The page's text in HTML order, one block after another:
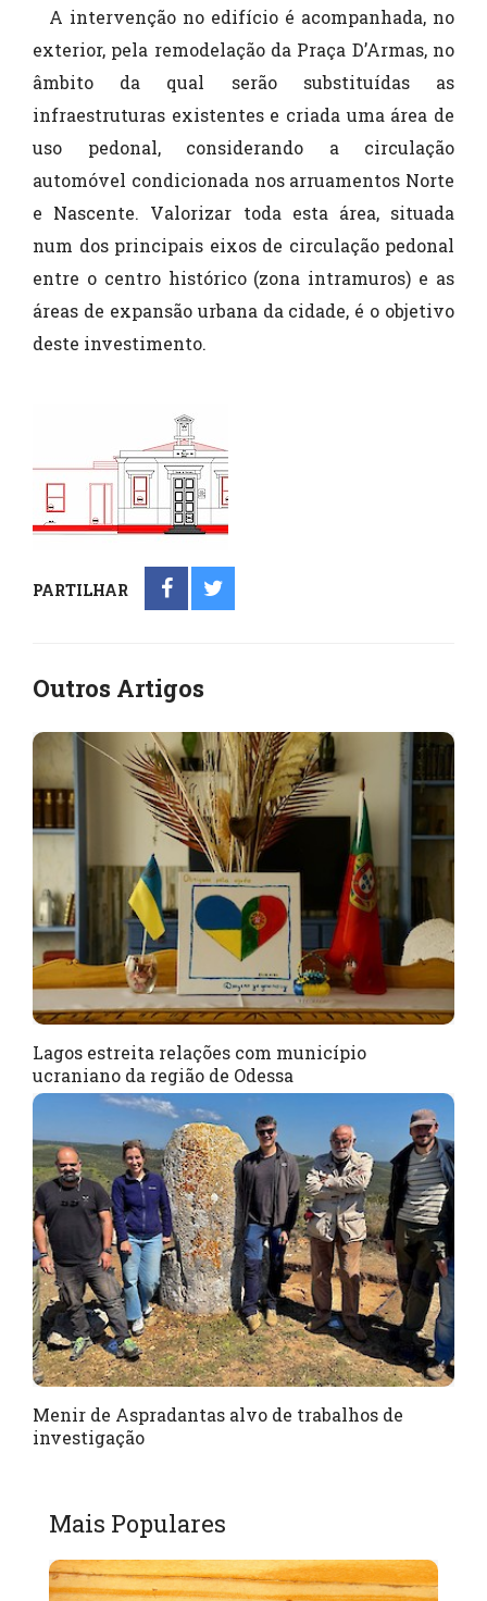
A intervenção no edifício é acompanhada, no
exterior, pela remodelação da Praça D’Armas, no
âmbito da qual serão substituídas as
infraestruturas existentes e criada uma área de
uso pedonal, considerando a circulação
automóvel condicionada nos arruamentos Norte
e Nascente. Valorizar toda esta área, situada
num dos principais eixos de circulação pedonal
entre o centro histórico (zona intramuros) e as
áreas de expansão urbana da cidade, é o objetivo
deste investimento.
PARTILHAR
Outros Artigos
Lagos estreita relações com município
ucraniano da região de Odessa
Menir de Aspradantas alvo de trabalhos de
investigação
Mais Populares